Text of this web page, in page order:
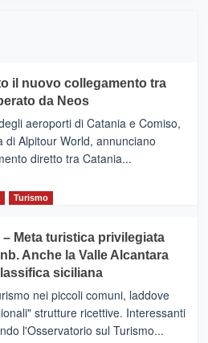
il nuovo collegamento tra
da Neos
aeroporti di Catania e Comiso,
Alpitour World, annunciano
diretto tra Catania...
Turismo
– Meta turistica privilegiata
Anche la Valle Alcantara
siciliana
nei piccoli comuni, laddove
strutture ricettive. Interessanti
l'Osservatorio sul Turismo...